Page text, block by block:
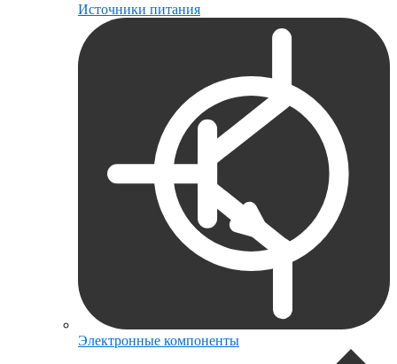
Источники питания
Электронные компоненты